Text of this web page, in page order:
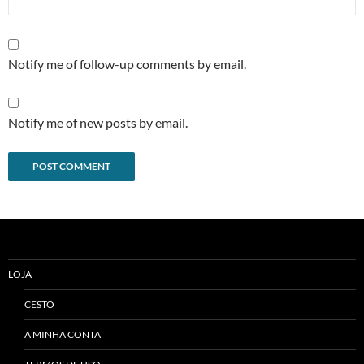
Notify me of follow-up comments by email.
Notify me of new posts by email.
LOJA
CESTO
A MINHA CONTA